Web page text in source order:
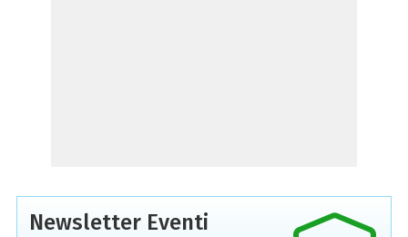
Newsletter Eventi